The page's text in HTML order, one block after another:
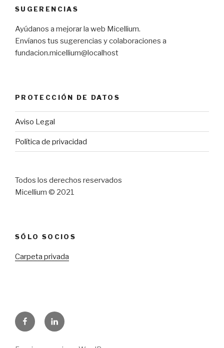
SUGERENCIAS
Ayúdanos a mejorar la web Micellium.
Envíanos tus sugerencias y colaboraciones a
fundacion.micellium@localhost
PROTECCIÓN DE DATOS
Aviso Legal
Política de privacidad
Todos los derechos reservados
Micellium © 2021
SÓLO SOCIOS
Carpeta privada
FacebookLinkedIn